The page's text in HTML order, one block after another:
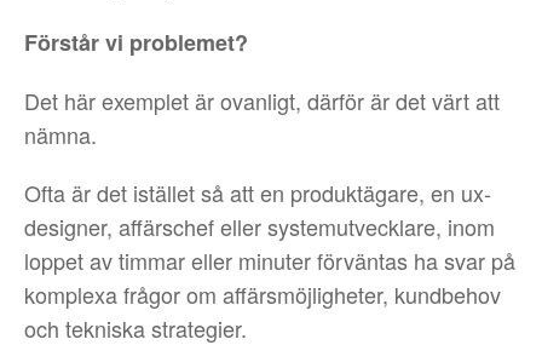
Förstår vi problemet?
Det här exemplet är ovanligt, därför är det värt att
nämna.
Ofta är det istället så att en produktägare, en ux-
designer, affärschef eller systemutvecklare, inom
loppet av timmar eller minuter förväntas ha svar på
komplexa frågor om affärsmöjligheter, kundbehov
och tekniska strategier.